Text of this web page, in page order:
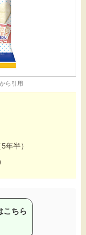
から引用
年半）
こちら